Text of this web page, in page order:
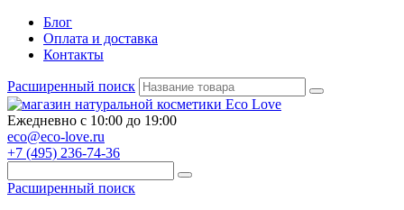
Блог
Оплата и доставка
Контакты
Расширенный поиск
Ежедневно с 10:00 до 19:00
eco@eco-love.ru
+7 (495) 236-74-36
Расширенный поиск